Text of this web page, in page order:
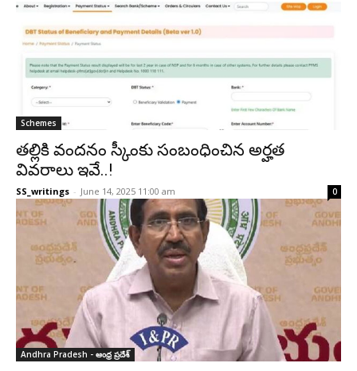
Schemes
తల్లికి వందనం స్కీంకు సంబంధించిన అర్హత
వివరాలు ఇవే..!
SS_writings - June 14, 2025 11:00 am 0
Andhra Pradesh - ఆంధ్ర ప్రదేశ్‌